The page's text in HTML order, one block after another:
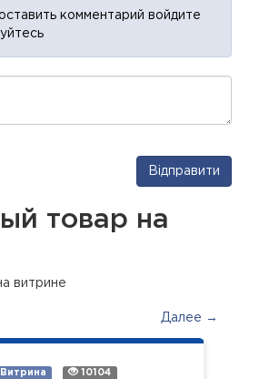
комментарий войдите
Відправити
товар на
витрине
Далее →
Витрина 10104